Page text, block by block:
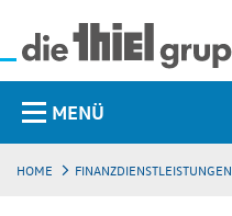
MENÜ
HOME FINANZDIENSTLEISTUNGEN